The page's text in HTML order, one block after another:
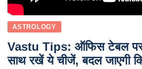
ASTROLOGY
Vastu Tips: ऑफिस टेबल
साथ रखें ये चीजें, बदल जाएगी